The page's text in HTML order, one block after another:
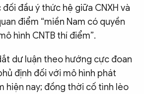
đầu ý thức hệ giữa CNXH và
điểm “miền Nam có quyền
hình CNTB thí điểm”.
dư luận theo hướng cực đoan
định đối với mô hình phát
hiện nay; đồng thời cố tình lèo